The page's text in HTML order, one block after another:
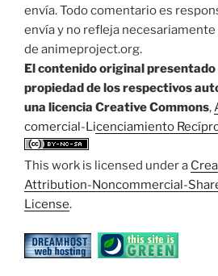
envía. Todo comentario es
envía y no refleja
de animeproject.org.
El contenido original presentado
propiedad de los respectivos
una licencia Creative Commons,
comercial-Licenciamiento
This work is licensed under a
Attribution-Noncommercial-
License.